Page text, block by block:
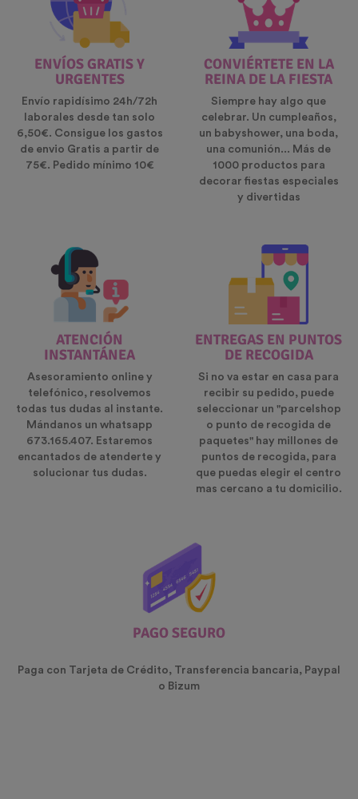
ENVÍOS GRATIS Y
URGENTES
Envío rapidísimo 24h/72h
laborales desde tan solo
6,50€. Consigue los gastos
de envio Gratis a partir de
75€. Pedido mínimo 10€
CONVIÉRTETE EN LA
REINA DE LA FIESTA
Siempre hay algo que
celebrar. Un cumpleaños,
un babyshower, una boda,
una comunión... Más de
1000 productos para
decorar fiestas especiales
y divertidas
ATENCIÓN
INSTANTÁNEA
Asesoramiento online y
telefónico, resolvemos
todas tus dudas al instante.
Mándanos un whatsapp
673.165.407. Estaremos
encantados de atenderte y
solucionar tus dudas.
ENTREGAS EN PUNTOS
DE RECOGIDA
Si no va estar en casa para
recibir su pedido, puede
seleccionar un "parcelshop
o punto de recogida de
paquetes" hay millones de
puntos de recogida, para
que puedas elegir el centro
mas cercano a tu domicilio.
PAGO SEGURO
Paga con Tarjeta de Crédito, Transferencia bancaria, Paypal
o Bizum